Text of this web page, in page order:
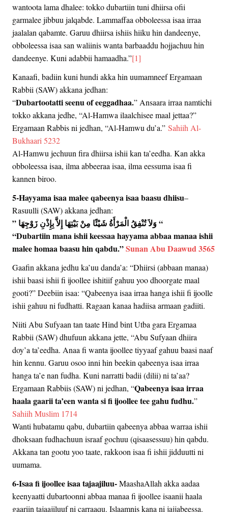
wantoota lama dhalee: tokko dubartiin tuni dhiirsa ofii
garmalee jibbuu jalqabde. Lammaffaa obboleessa isaa irraa
jaalalan qabamte. Garuu dhiirsa ishiis hiiku hin dandeenye,
obboleessa isaa san waliinis wanta barbaaddu hojjachuu hin
dandeenye. Kuni adabbii hamaadha.”[1]
Kanaafi, badiin kuni hundi akka hin uumamneef Ergamaan
Rabbii (SAW) akkana jedhan:
“Dubartootatti seenu of eeggadhaa.” Ansaara irraa namtichi
tokko akkana jedhe, “Al-Hamwa ilaalchisee maal jettaa?”
Ergamaan Rabbis ni jedhan, “Al-Hamwu du’a.” Sahiih Al-
Bukhaari 5232
Al-Hamwu jechuun fira dhiirsa ishii kan ta’eedha. Kan akka
obboleessa isaa, ilma abbeeraa isaa, ilma eessuma isaa fi
kannen biroo.
5-Hayyama isaa malee qabeenya isaa baasu dhiisu–
Rasuulli (SAW) akkana jedhan:
“‏ وَلاَ تُنْفِقُ الْمَرْأَةُ شَيْئًا مِنْ بَيْتِهَا إِلاَّ بِإِذْنِ زَوْجِهَا ‏”
“Dubartiin mana ishii keessaa hayyama abbaa manaa ishii
malee homaa baasu hin qabdu.”Sunan Abu Daawud 3565
Gaafin akkana jedhu ka’uu danda’a: “Dhiirsi (abbaan manaa)
ishii baasi ishii fi ijoollee ishitiif gahuu yoo dhoorgate maal
gooti?” Deebiin isaa: “Qabeenya isaa irraa hanga ishii fi ijoolle
ishii gahuu ni fudhatti. Ragaan kanaa hadiisa armaan gadiiti.
Niiti Abu Sufyaan tan taate Hind bint Utba gara Ergamaa
Rabbii (SAW) dhufuun akkana jette, “Abu Sufyaan dhiira
doy’a ta’eedha. Anaa fi wanta ijoollee tiyyaaf gahuu baasi naaf
hin kennu. Garuu osoo inni hin beekin qabeenya isaa irraa
hanga ta’e nan fudha. Kuni narratti badii (dilii) ni ta’aa?
Ergamaan Rabbiis (SAW) ni jedhan, “Qabeenya isaa irraa
haala gaarii ta’een wanta si fi ijoollee tee gahu fudhu.”
Sahiih Muslim 1714
Wanti hubatamu qabu, dubartiin qabeenya abbaa warraa ishii
dhoksaan fudhachuun israaf gochuu (qisaasessuu) hin qabdu.
Akkana tan gootu yoo taate, rakkoon isaa fi ishii jidduutti ni
uumama.
6-Isaa fi ijoollee isaa tajaajiluu-MaashaAllah akka aadaa
keenyaatti dubartoonni abbaa manaa fi ijoollee isaanii haala
gaariin tajaajiluuf ni carraaqu. Islaamnis kana ni jajjabeessa.